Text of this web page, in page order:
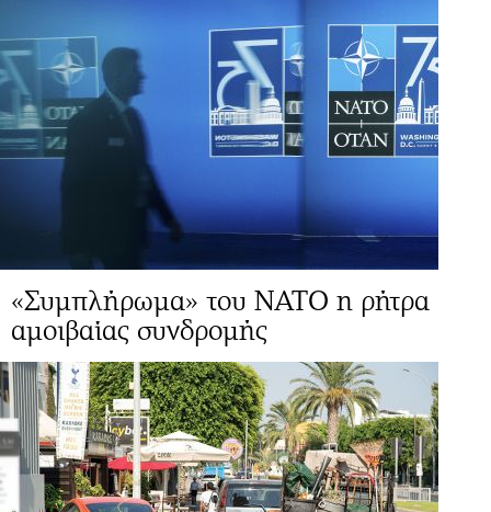
«Συμπλήρωμα» του ΝΑΤΟ η ρήτρα
αμοιβαίας συνδρομής